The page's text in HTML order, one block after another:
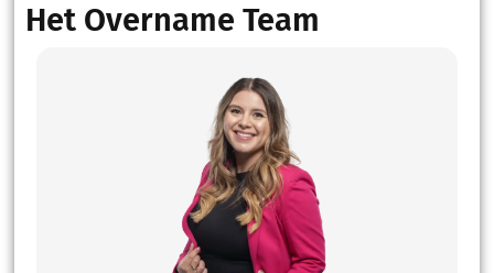
Het Overname Team